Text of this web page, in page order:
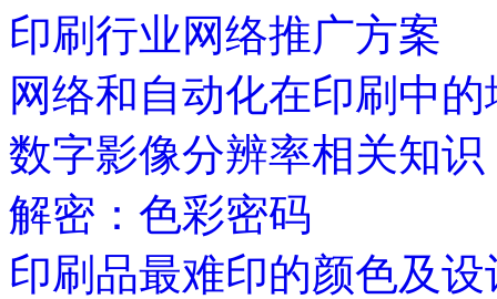
印刷行业网络推广方案
网络和自动化在印刷中的
数字影像分辨率相关知识
解密：色彩密码
印刷品最难印的颜色及设